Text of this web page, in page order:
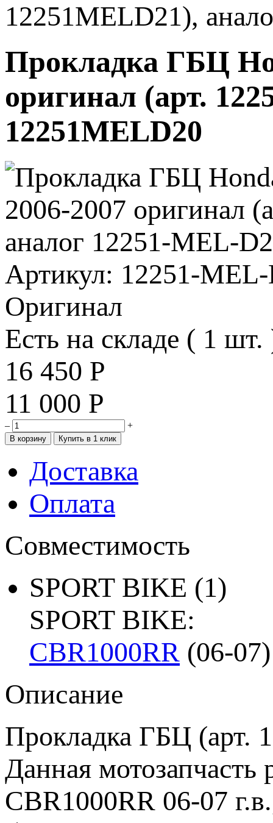
12251MELD21),
Прокладка ГБЦ
оригинал (арт.
12251MELD20
Артикул: 12251-
Оригинал
Есть на складе ( 1 шт.
16 450 Р
11 000 Р
– +
Доставка
Оплата
Совместимость
SPORT BIKE (1)
SPORT BIKE:
CBR1000RR (06-07)
Описание
Прокладка ГБЦ (арт.
Данная мотозапчасть
CBR1000RR 06-07